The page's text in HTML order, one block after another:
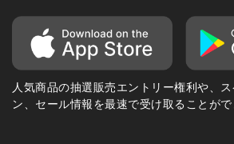
人気商品の抽選販売エントリー権利や、
ン、セール情報を最速で受け取ることがで